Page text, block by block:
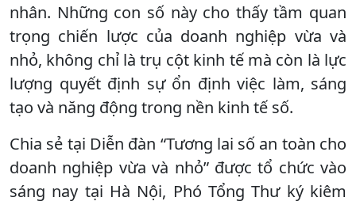
nhân. Những con số này cho thấy tầm quan
trọng chiến lược của doanh nghiệp vừa và
nhỏ, không chỉ là trụ cột kinh tế mà còn là lực
lượng quyết định sự ổn định việc làm, sáng
tạo và năng động trong nền kinh tế số.
Chia sẻ tại Diễn đàn “Tương lai số an toàn cho
doanh nghiệp vừa và nhỏ” được tổ chức vào
sáng nay tại Hà Nội, Phó Tổng Thư ký kiêm